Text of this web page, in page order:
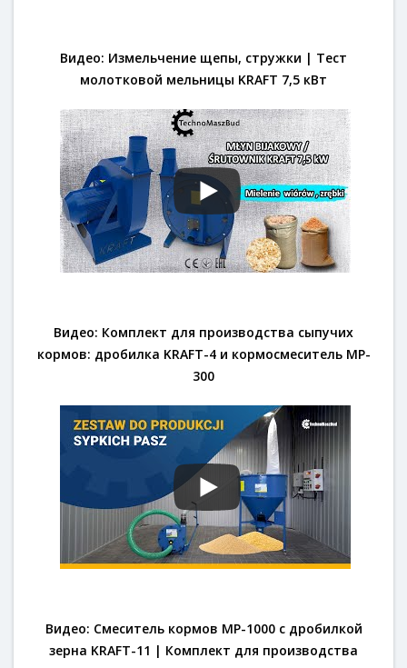
Видео: Измельчение щепы, стружки | Тест
молотковой мельницы KRAFT 7,5 кВт
Видео: Комплект для производства сыпучих
кормов: дробилка KRAFT-4 и кормосмеситель MP-
300
Видео: Смеситель кормов MP-1000 с дробилкой
зерна KRAFT-11 | Комплект для производства